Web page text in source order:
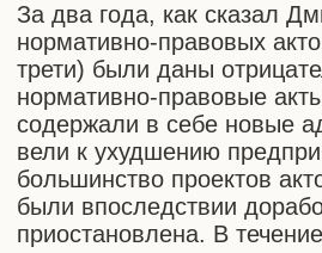
За два года, как сказал
нормативно-правовых
трети) были даны
нормативно-правовые
содержали в себе новые
вели к ухудшению
большинство проектов
были впоследствии
приостановлена. В